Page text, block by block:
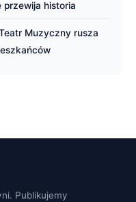
przewija historia
Muzyczny rusza
Publikujemy